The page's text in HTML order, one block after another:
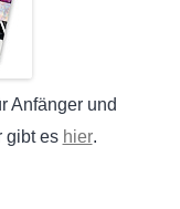
Anfänger und
gibt es hier.